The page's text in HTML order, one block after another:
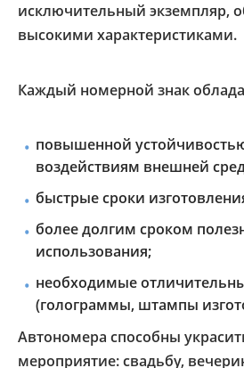
исключительный экземпляр,
высокими характеристиками.
Каждый номерной знак
повышенной
воздействиям внешней
быстрые сроки
более долгим сроком
использования;
необходимые
(голограммы, штампы
Автономера способны
мероприятие: свадьбу,